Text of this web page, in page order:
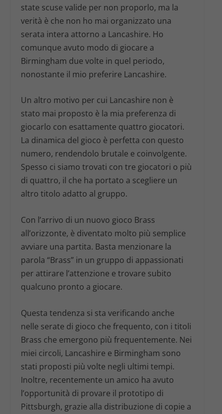
state scuse valide per non proporlo, ma la
verità è che non ho mai organizzato una
serata intera attorno a Lancashire. Ho
comunque avuto modo di giocare a
Birmingham due volte in quel periodo,
nonostante il mio preferire Lancashire.
Un altro motivo per cui Lancashire non è
stato mai proposto è la mia preferenza di
giocarlo con esattamente quattro giocatori.
La dinamica del gioco è perfetta con questo
numero, rendendolo brutale e coinvolgente.
Spesso ci siamo trovati con tre giocatori o più
di quattro, il che ha portato a scegliere un
altro titolo adatto al gruppo.
Con l’arrivo di un nuovo gioco Brass
all’orizzonte, è diventato molto più semplice
avviare una partita. Basta menzionare la
parola “Brass” in un gruppo di appassionati
per attirare l’attenzione e trovare subito
qualcuno pronto a giocare.
Questa tendenza si sta verificando anche
nelle serate di gioco che frequento, con i titoli
Brass che emergono più frequentemente. Nei
miei circoli, Lancashire e Birmingham sono
stati proposti più volte negli ultimi tempi.
Inoltre, recentemente un amico ha avuto
l’opportunità di provare il prototipo di
Pittsburgh, grazie alla distribuzione di copie a